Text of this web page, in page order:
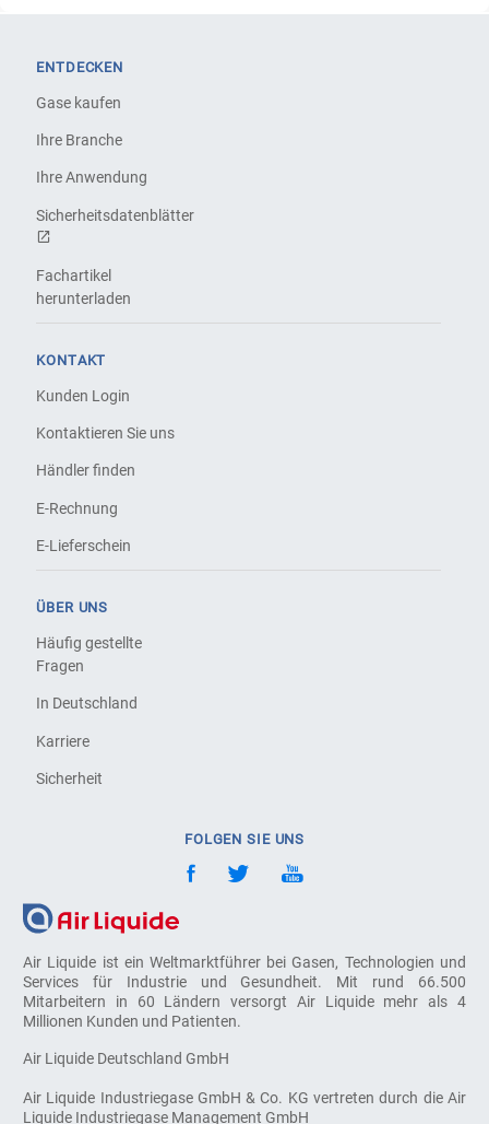
Air Liquide ist ein Weltmarktführer bei Gasen, Technologien und
Services für Industrie und Gesundheit. Mit rund 66.500
Mitarbeitern in 60 Ländern versorgt Air Liquide mehr als 4
Millionen Kunden und Patienten.
Air Liquide Deutschland GmbH
Air Liquide Industriegase GmbH & Co. KG vertreten durch die Air
Liquide Industriegase Management GmbH
ENTDECKEN
Gase kaufen
Ihre Branche
Ihre Anwendung
Sicherheitsdatenblätter
Fachartikel
herunterladen
KONTAKT
Kunden Login
Kontaktieren Sie uns
Händler finden
E-Rechnung
E-Lieferschein
ÜBER UNS
Häufig gestellte
Fragen
In Deutschland
Karriere
Sicherheit
FOLGEN SIE UNS